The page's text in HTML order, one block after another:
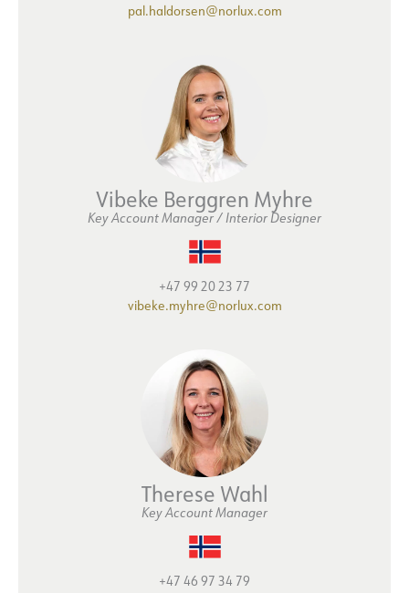
pal.haldorsen@norlux.com
Vibeke Berggren Myhre
Key Account Manager / Interior Designer
+47 99 20 23 77
vibeke.myhre@norlux.com
Therese Wahl
Key Account Manager
+47 46 97 34 79